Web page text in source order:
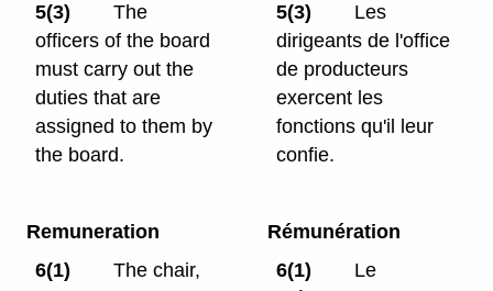
5(3)
The
officers of the board
must carry out the
duties that are
assigned to them by
the board.
5(3)
Les
dirigeants de l'office
de producteurs
exercent les
fonctions qu'il leur
confie.
Remuneration
6(1)
The chair,
Rémunération
6(1)
Le